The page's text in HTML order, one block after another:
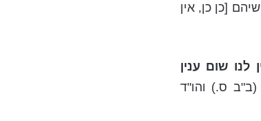
[כן כן, אין
לנו שום ענין
ס.) והו"ד